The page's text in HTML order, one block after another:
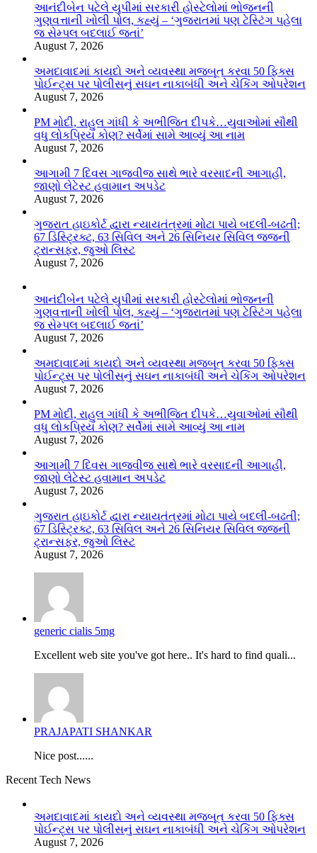
આનંદીબેન પટેલે યુપીમાં સરકારી હોસ્ટેલોમાં ભોજનની
ગુણવત્તાની ખોલી પોલ, કહ્યું – ‘ગુજરાતમાં પણ ટેસ્ટિંગ પહેલા
જ સેમ્પલ બદલાઈ જતાં’
August 7, 2026
અમદાવાદમાં કાયદો અને વ્યવસ્થા મજબૂત કરવા 50 ફિક્સ
પોઈન્ટ્સ પર પોલીસનું સઘન નાકાબંધી અને ચેકિંગ ઓપરેશન
August 7, 2026
PM મોદી, રાહુલ ગાંધી કે અભીજિત દીપકે…યુવાઓમાં સૌથી
વધુ લોકપ્રિય કોણ? સર્વેમાં સામે આવ્યું આ નામ
August 7, 2026
આગામી 7 દિવસ ગાજવીજ સાથે ભારે વરસાદની આગાહી,
જાણો લેટેસ્ટ હવામાન અપડેટ
August 7, 2026
ગુજરાત હાઇકોર્ટ દ્વારા ન્યાયતંત્રમાં મોટા પાયે બદલી-બઢતી;
67 ડિસ્ટ્રિક્ટ, 63 સિવિલ અને 26 સિનિયર સિવિલ જજની
ટ્રાન્સફર, જુઓ લિસ્ટ
August 7, 2026
આનંદીબેન પટેલે યુપીમાં સરકારી હોસ્ટેલોમાં ભોજનની
ગુણવત્તાની ખોલી પોલ, કહ્યું – ‘ગુજરાતમાં પણ ટેસ્ટિંગ પહેલા
જ સેમ્પલ બદલાઈ જતાં’
August 7, 2026
અમદાવાદમાં કાયદો અને વ્યવસ્થા મજબૂત કરવા 50 ફિક્સ
પોઈન્ટ્સ પર પોલીસનું સઘન નાકાબંધી અને ચેકિંગ ઓપરેશન
August 7, 2026
PM મોદી, રાહુલ ગાંધી કે અભીજિત દીપકે…યુવાઓમાં સૌથી
વધુ લોકપ્રિય કોણ? સર્વેમાં સામે આવ્યું આ નામ
August 7, 2026
આગામી 7 દિવસ ગાજવીજ સાથે ભારે વરસાદની આગાહી,
જાણો લેટેસ્ટ હવામાન અપડેટ
August 7, 2026
ગુજરાત હાઇકોર્ટ દ્વારા ન્યાયતંત્રમાં મોટા પાયે બદલી-બઢતી;
67 ડિસ્ટ્રિક્ટ, 63 સિવિલ અને 26 સિનિયર સિવિલ જજની
ટ્રાન્સફર, જુઓ લિસ્ટ
August 7, 2026
generic cialis 5mg
Excellent web site you've got here.. It's hard to find quali...
PRAJAPATI SHANKAR
Nice post......
Recent Tech News
અમદાવાદમાં કાયદો અને વ્યવસ્થા મજબૂત કરવા 50 ફિક્સ
પોઈન્ટ્સ પર પોલીસનું સઘન નાકાબંધી અને ચેકિંગ ઓપરેશન
August 7, 2026